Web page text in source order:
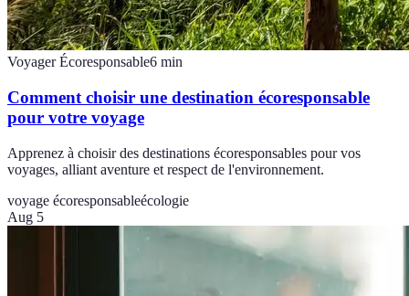
Voyager Écoresponsable6 min
Comment choisir une destination écoresponsable
pour votre voyage
Apprenez à choisir des destinations écoresponsables pour vos
voyages, alliant aventure et respect de l'environnement.
voyage écoresponsableécologie
Aug 5